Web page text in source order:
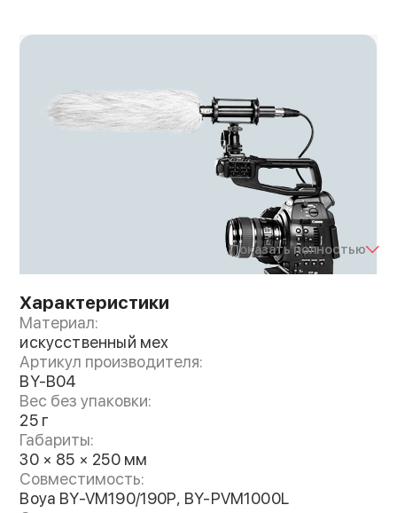
Ворсовая ветрозащита для микрофона из
искусственного меха уменьшает количество
шума от ветра на записи, что способствует
повышению качества материала. Аксессуар
совместим с микрофонами имеющими
продолговатую форму, такими как Boya BY-
VM190/190P, BY-PVM1000L и аналогичными
Показать полностью
Характеристики
Материал:
искусственный мех
Артикул производителя:
BY-B04
Вес без упаковки:
25 г
Габариты:
30 × 85 × 250 мм
Совместимость:
Boya BY-VM190/190P, BY-PVM1000L